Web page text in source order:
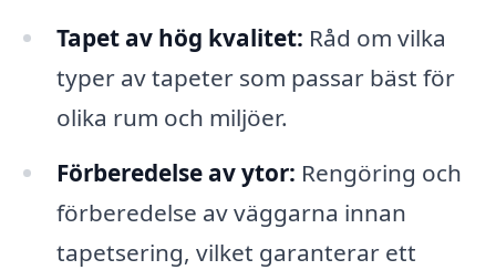
Tapet av hög kvalitet: Råd om vilka
typer av tapeter som passar bäst för
olika rum och miljöer.
Förberedelse av ytor: Rengöring och
förberedelse av väggarna innan
tapetsering, vilket garanterar ett